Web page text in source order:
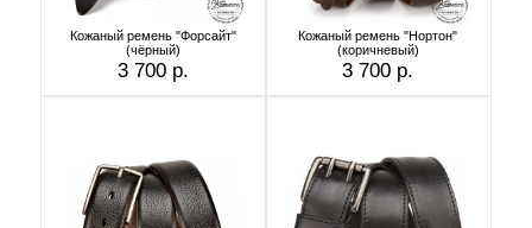
Кожаный ремень "Форсайт"
(чёрный)
3 700 р.
Кожаный ремень "Нортон"
(коричневый)
3 700 р.